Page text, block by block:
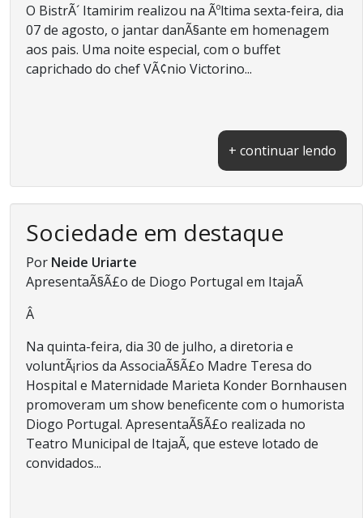
O BistrÃ´ Itamirim realizou na Ãºltima sexta-feira, dia
07 de agosto, o jantar danÃ§ante em homenagem
aos pais. Uma noite especial, com o buffet
caprichado do chef VÃ¢nio Victorino...
+ continuar lendo
Sociedade em destaque
Por Neide Uriarte
ApresentaÃ§Ã£o de Diogo Portugal em ItajaÃ­
Â
Na quinta-feira, dia 30 de julho, a diretoria e
voluntÃ¡rios da AssociaÃ§Ã£o Madre Teresa do
Hospital e Maternidade Marieta Konder Bornhausen
promoveram um show beneficente com o humorista
Diogo Portugal. ApresentaÃ§Ã£o realizada no
Teatro Municipal de ItajaÃ­, que esteve lotado de
convidados...